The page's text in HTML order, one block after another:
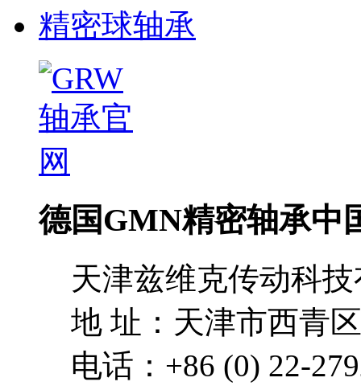
精密球轴承
德国GMN精密轴承中
天津兹维克传动科
地 址：天津市西青
电话：+86 (0) 22-